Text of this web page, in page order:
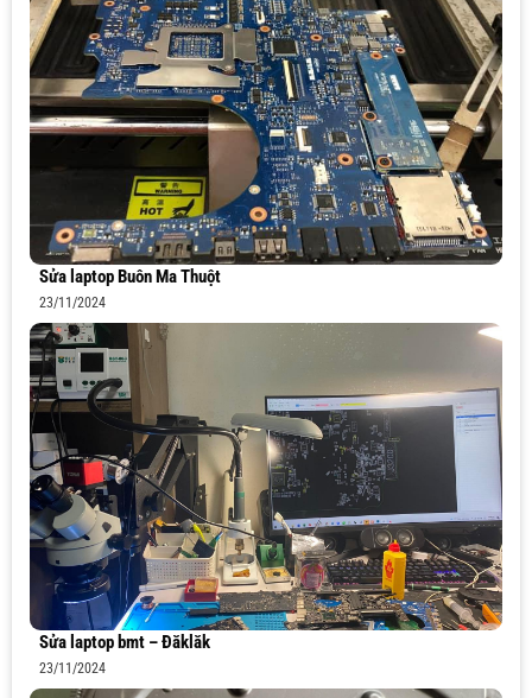
Sửa laptop Buôn Ma Thuột
23/11/2024
Sửa laptop bmt – Đăklăk
23/11/2024